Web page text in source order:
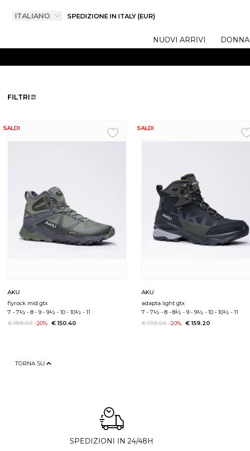
SPEDIZIONE IN ITALY (EUR)
NUOVI ARRIVI DONNA
FILTRI
SALDI
AKU
flyrock mid gtx
7 - 7½ - 8 - 9 - 9½ - 10 - 10½ - 11
€ 188.00 -20% € 150.40
SALDI
AKU
adapta light gtx
7 -7½ -8 -8½ -9 -9½ -10 -10½ -11
€ 199.00 -20% € 159.20
TORNA SU
SPEDIZIONI IN 24/48H